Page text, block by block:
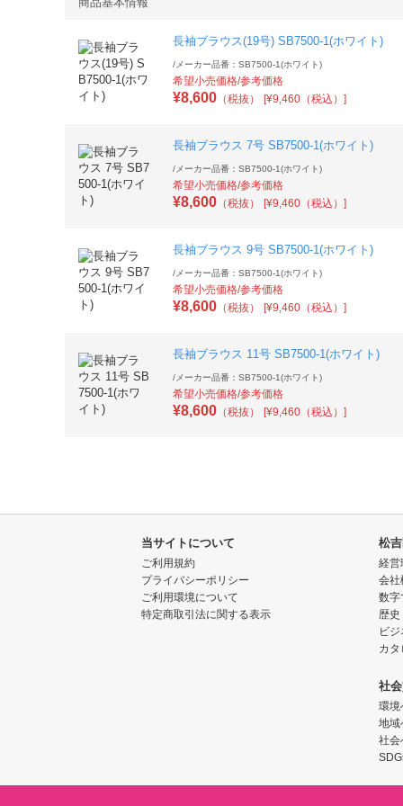
長袖ブラウス(19号) SB7500-1(ホワイト)
/ メーカー品番：SB7500-1(ホワイト)
希望小売価格/参考価格
¥8,600 （税抜） [¥9,460（税込）]
長袖ブラウス 7号 SB7500-1(ホワイト)
/ メーカー品番：SB7500-1(ホワイト)
希望小売価格/参考価格
¥8,600 （税抜） [¥9,460（税込）]
長袖ブラウス 9号 SB7500-1(ホワイト)
/ メーカー品番：SB7500-1(ホワイト)
希望小売価格/参考価格
¥8,600 （税抜） [¥9,460（税込）]
長袖ブラウス 11号 SB7500-1(ホワイト)
/ メーカー品番：SB7500-1(ホワイト)
希望小売価格/参考価格
¥8,600 （税抜） [¥9,460（税込）]
当サイトについて
ご利用規約
プライバシーポリシー
ご利用環境について
特定商取引法に関する表示
松
経営
会社
数字
歴史
ビ
カタ
社
環境
地域
社会